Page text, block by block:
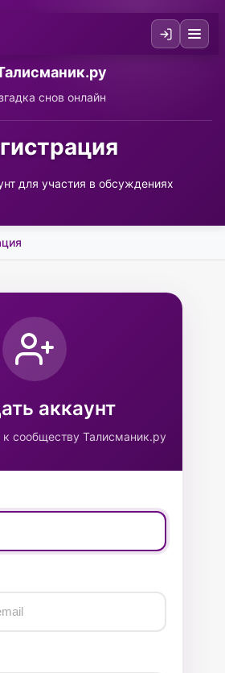
снов онлайн
для участия в обсуждениях
аккаунт
к сообществу Талисманик.ру